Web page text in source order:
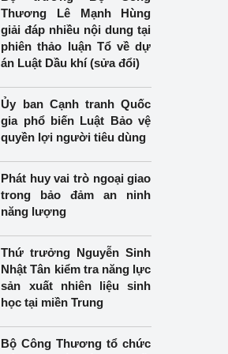
Thương Lê Mạnh Hùng
giải đáp nhiều nội dung tại
phiên thảo luận Tổ về dự
án Luật Dầu khí (sửa đổi)
Ủy ban Cạnh tranh Quốc
gia phổ biến Luật Bảo vệ
quyền lợi người tiêu dùng
Phát huy vai trò ngoại giao
trong bảo đảm an ninh
năng lượng
Thứ trưởng Nguyễn Sinh
Nhật Tân kiểm tra năng lực
sản xuất nhiên liệu sinh
học tại miền Trung
Bộ Công Thương tổ chức